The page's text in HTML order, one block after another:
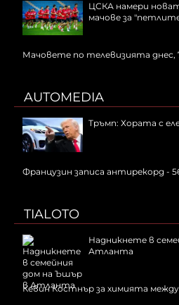
ЦСКА намери
мачове за
Мачовете по телевизията днес,
AUTOMEDIA
Тръмп: Хората с
Французин записа антирекорд -
TIALOTO
Надникнете в
Атланта
Кевин Костнър за химията